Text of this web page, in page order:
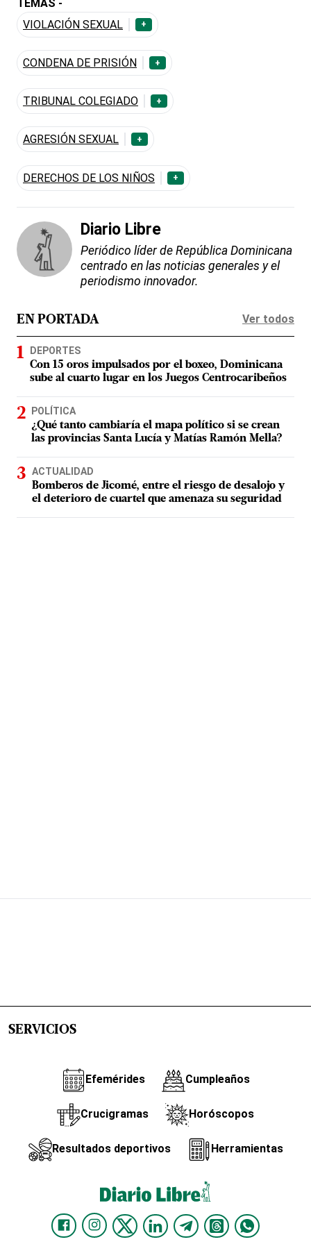
TEMAS -
VIOLACIÓN SEXUAL
+
CONDENA DE PRISIÓN +
TRIBUNAL COLEGIADO +
AGRESIÓN SEXUAL +
DERECHOS DE LOS NIÑOS +
Diario Libre
Periódico líder de República Dominicana
centrado en las noticias generales y el
periodismo innovador.
EN PORTADA Ver todos
DEPORTES
Con 15 oros impulsados por el boxeo, Dominicana
sube al cuarto lugar en los Juegos Centrocaribeños
POLÍTICA
¿Qué tanto cambiaría el mapa político si se crean
las provincias Santa Lucía y Matías Ramón Mella?
ACTUALIDAD
Bomberos de Jicomé, entre el riesgo de desalojo y
el deterioro de cuartel que amenaza su seguridad
SERVICIOS
Efemérides Cumpleaños
Crucigramas Horóscopos
Resultados deportivos Herramientas